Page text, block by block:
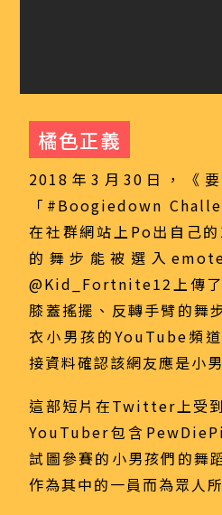
橘色正義
2018年3月30日，《
「#Boogiedown
在社群網站上Po出自己
的舞步能被選入
@Kid_Fortnite12上傳
膝蓋搖擺、反轉手臂的舞
衣小男孩的YouTube頻
接資料確認該網友應是小男
這部短片在Twitter上受
YouTuber包含
試圖參賽的小男孩們的舞
作為其中的一員而為眾人